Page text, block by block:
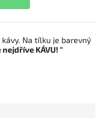
Na tílku je barevný
nejdříve KÁVU! "